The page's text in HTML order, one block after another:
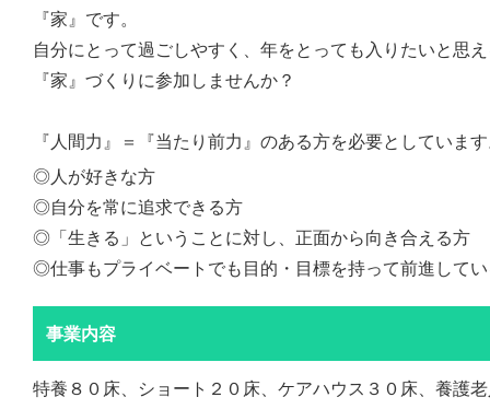
『家』です。
自分にとって過ごしやすく、年をとっても入りたいと思
『家』づくりに参加しませんか？
『人間力』＝『当たり前力』のある方を必要としていま
◎人が好きな方
◎自分を常に追求できる方
◎「生きる」ということに対し、正面から向き合える方
◎仕事もプライベートでも目的・目標を持って前進して
事業内容
特養８０床、ショート２０床、ケアハウス３０床、養護